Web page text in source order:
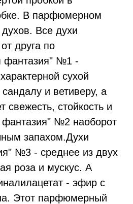
В парфюмерном
Все духи
друга по
фантазия" №1 -
сухой
и ветиверу, а
свежесть, стойкость и
фантазия" №2 наоборот
запахом.Духи
№3 - среднее из двух
роза и мускус. А
- эфир с
Этот парфюмерный